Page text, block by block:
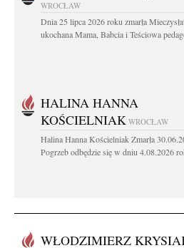
WROCŁAW
Dnia 25 lipca 2026 roku zmarła
ukochana Mama, Babcia i Teściowa
HALINA HANNA
KOŚCIELNIAK WROCŁAW
Halina Hanna Kościelniak Zmarła
Pogrzeb odbędzie się w dniu 4.08.2026
WŁODZIMIERZ